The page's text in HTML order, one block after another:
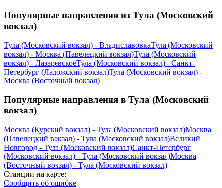
Популярные направления из Тула (Московский
вокзал)
Тула (Московский вокзал) - ВладиславовкаТула (Московский
вокзал) - Москва (Павелецкий вокзал)Тула (Московский
вокзал) - ЛазаревскоеТула (Московский вокзал) - Санкт-
Петербург (Ладожский вокзал)Тула (Московский вокзал) -
Москва (Восточный вокзал)
Популярные направления в Тула (Московский
вокзал)
Москва (Курский вокзал) - Тула (Московский вокзал)Москва
(Павелецкий вокзал) - Тула (Московский вокзал)Великий
Новгород - Тула (Московский вокзал)Санкт-Петербург
(Московский вокзал) - Тула (Московский вокзал)Москва
(Восточный вокзал) - Тула (Московский вокзал)
Станции на карте:
Сообщить об ошибке